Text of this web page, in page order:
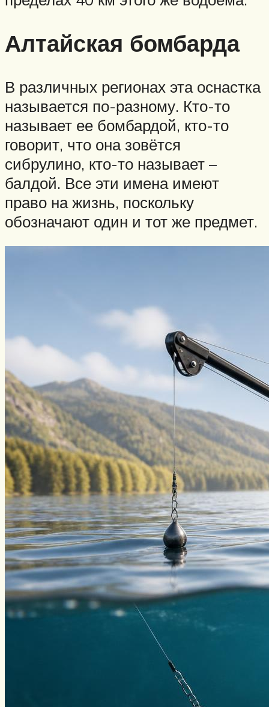
Алтайская бомбарда
В различных регионах эта оснастка
называется по-разному. Кто-то
называет ее бомбардой, кто-то
говорит, что она зовётся
сибрулино, кто-то называет –
балдой. Все эти имена имеют
право на жизнь, поскольку
обозначают один и тот же предмет.